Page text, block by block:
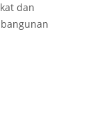
dan